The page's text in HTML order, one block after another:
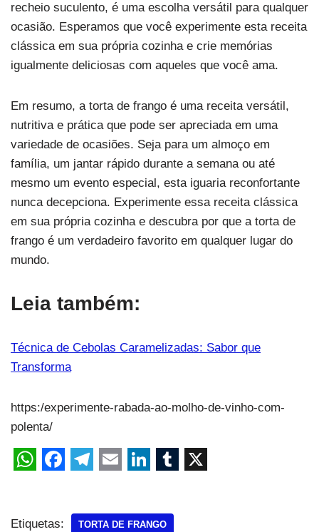
recheio suculento, é uma escolha versátil para qualquer
ocasião. Esperamos que você experimente esta receita
clássica em sua própria cozinha e crie memórias
igualmente deliciosas com aqueles que você ama.
Em resumo, a torta de frango é uma receita versátil,
nutritiva e prática que pode ser apreciada em uma
variedade de ocasiões. Seja para um almoço em
família, um jantar rápido durante a semana ou até
mesmo um evento especial, esta iguaria reconfortante
nunca decepciona. Experimente essa receita clássica
em sua própria cozinha e descubra por que a torta de
frango é um verdadeiro favorito em qualquer lugar do
mundo.
Leia também:
Técnica de Cebolas Caramelizadas: Sabor que
Transforma
https:/experimente-rabada-ao-molho-de-vinho-com-
polenta/
Etiquetas: TORTA DE FRANGO